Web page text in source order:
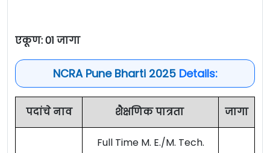
एकूण: 01 जागा
NCRA Pune Bharti 2025Details:
पदांचे नाव शैक्षणिक पात्रता जागा
Full Time M. E./M. Tech.